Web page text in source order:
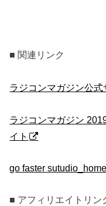
■ 関連リンク
ラジコンマガジン公式
ラジコンマガジン
イト
go faster sutudio_home
■ アフィリエイトリ